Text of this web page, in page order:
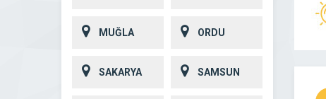
MUĞLA ORDU
SAKARYA SAMSUN